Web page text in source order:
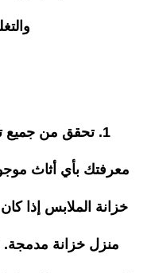
1. تحقق من جميع
معرفتك بأي أثاث
خزانة الملابس إذا
منزل خزانة مدمجة.